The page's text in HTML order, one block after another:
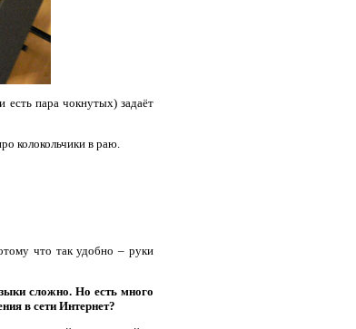
есть пара чокнутых) задаёт
колокольчики в раю.
что так удобно – руки
сложно. Но есть много
в сети Интернет?